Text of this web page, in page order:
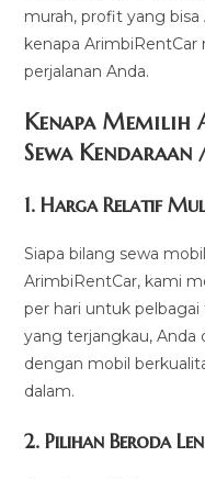
murah, profit yang
kenapa
perjalanan Anda.
Kenapa Memilih
Sewa Kendaraan
1.Harga Relatif
Siapa bilang sewa
ArimbiRentCar, kami
per hari untuk
yang terjangkau, Anda
dengan mobil
dalam.
2. Pilihan Beroda